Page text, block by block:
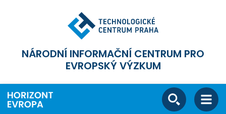
NÁRODNÍ INFORMAČNÍ CENTRUM PRO
EVROPSKÝ VÝZKUM